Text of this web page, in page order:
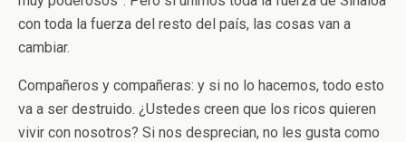
con toda la fuerza del resto del país, las cosas van a
cambiar.
Compañeros y compañeras: y si no lo hacemos, todo esto
va a ser destruido. ¿Ustedes creen que los ricos quieren
vivir con nosotros? Si nos desprecian, no les gusta como